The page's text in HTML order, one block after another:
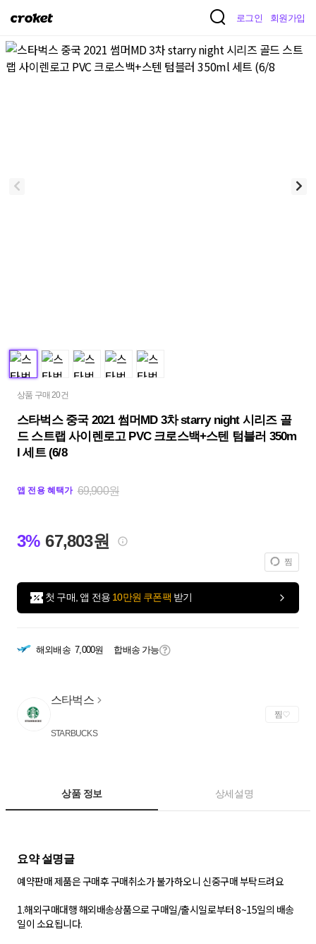
크
켓
로그인 회원가입
상품 구매 20건
스타벅스 중국 2021 썸머MD 3차 starry night 시리즈 골
드 스트랩 사이렌로고 PVC 크로스백+스텐 텀블러 350m
l 세트 (6/8
앱 전용 혜택가 69,900원
3% 67,803원
찜
첫 구매, 앱 전용 10만원 쿠폰팩 받기
해외배송 7,000원 합배송 가능
스타벅스
STARBUCKS
찜
상품 정보 상세설명
요약 설명글
예약판매 제품은 구매후 구매취소가 불가하오니 신중구매 부탁드려요
1.해외구매대행 해외배송상품으로 구매일/출시일로부터 8~15일의 배송
일이 소요됩니다.